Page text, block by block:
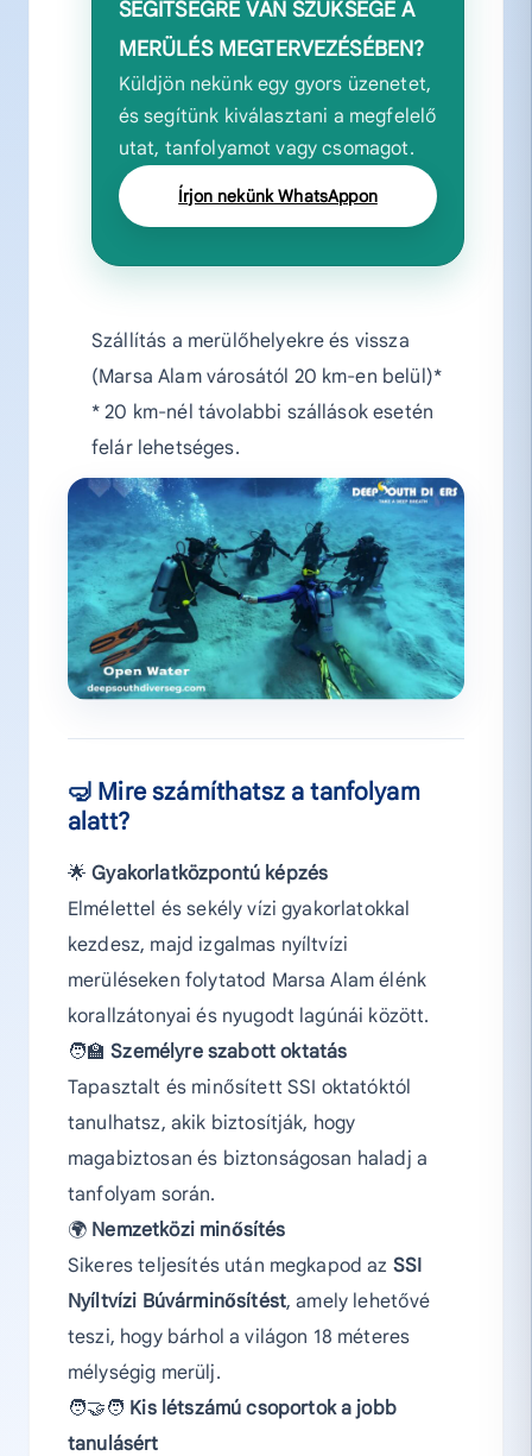
SEGÍTSÉGRE VAN SZÜKSÉGE A
MERÜLÉS MEGTERVEZÉSÉBEN?
Küldjön nekünk egy gyors üzenetet,
és segítünk kiválasztani a megfelelő
utat, tanfolyamot vagy csomagot.
Írjon nekünk WhatsAppon
Szállítás a merülőhelyekre és vissza
(Marsa Alam városától 20 km-en belül)*
* 20 km-nél távolabbi szállások esetén
felár lehetséges.
🤿 Mire számíthatsz a tanfolyam
alatt?
🌟Gyakorlatközpontú képzés
Elmélettel és sekély vízi gyakorlatokkal
kezdesz, majd izgalmas nyíltvízi
merüléseken folytatod Marsa Alam élénk
korallzátonyai és nyugodt lagúnái között.
🧑‍🏫Személyre szabott oktatás
Tapasztalt és minősített SSI oktatóktól
tanulhatsz, akik biztosítják, hogy
magabiztosan és biztonságosan haladj a
tanfolyam során.
🌍 Nemzetközi minősítés
Sikeres teljesítés után megkapod az SSI
Nyíltvízi Búvárminősítést, amely lehetővé
teszi, hogy bárhol a világon 18 méteres
mélységig merülj.
🧑‍🤝‍🧑 Kis létszámú csoportok a jobb
tanulásért